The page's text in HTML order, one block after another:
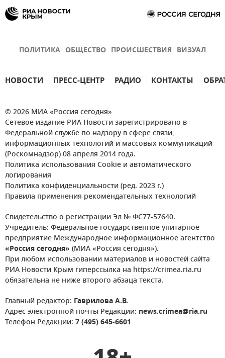
ПОЛИТИКА ОБЩЕСТВО ПРОИСШЕСТВИЯ ВИЗУАЛ
НОВОСТИ ПРЕСС-ЦЕНТР РАДИО КОНТАКТЫ
© 2026 МИА «Россия сегодня»
Сетевое издание РИА Новости зарегистрировано в
Федеральной службе по надзору в сфере связи,
информационных технологий и массовых коммуникаций
(Роскомнадзор) 08 апреля 2014 года.
Политика использования Cookie и автоматического
логирования
Политика конфиденциальности (ред. 2023 г.)
Правила применения рекомендательных технологий
Свидетельство о регистрации Эл № ФС77-57640.
Учредитель: Федеральное государственное унитарное
предприятие Международное информационное агентство
«Россия сегодня» (МИА «Россия сегодня»).
При любом использовании материалов и новостей сайта
РИА Новости Крым гиперссылка на https://crimea.ria.ru
обязательна не ниже второго абзаца текста.
Главный редактор: Гаврилова А.В.
Адрес электронной почты Редакции: news.crimea@ria.ru
Телефон Редакции: 7 (495) 645-6601